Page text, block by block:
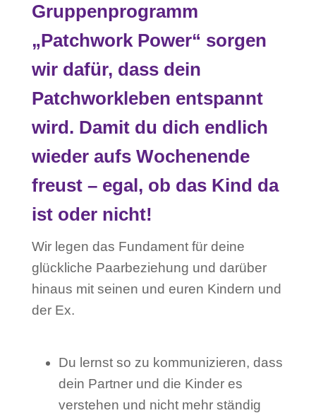
Gruppenprogramm
„Patchwork Power“ sorgen
wir dafür, dass dein
Patchworkleben entspannt
wird. Damit du dich endlich
wieder aufs Wochenende
freust – egal, ob das Kind da
ist oder nicht!
Wir legen das Fundament für deine
glückliche Paarbeziehung und darüber
hinaus mit seinen und euren Kindern und
der Ex.
Du lernst so zu kommunizieren, dass
dein Partner und die Kinder es
verstehen und nicht mehr ständig